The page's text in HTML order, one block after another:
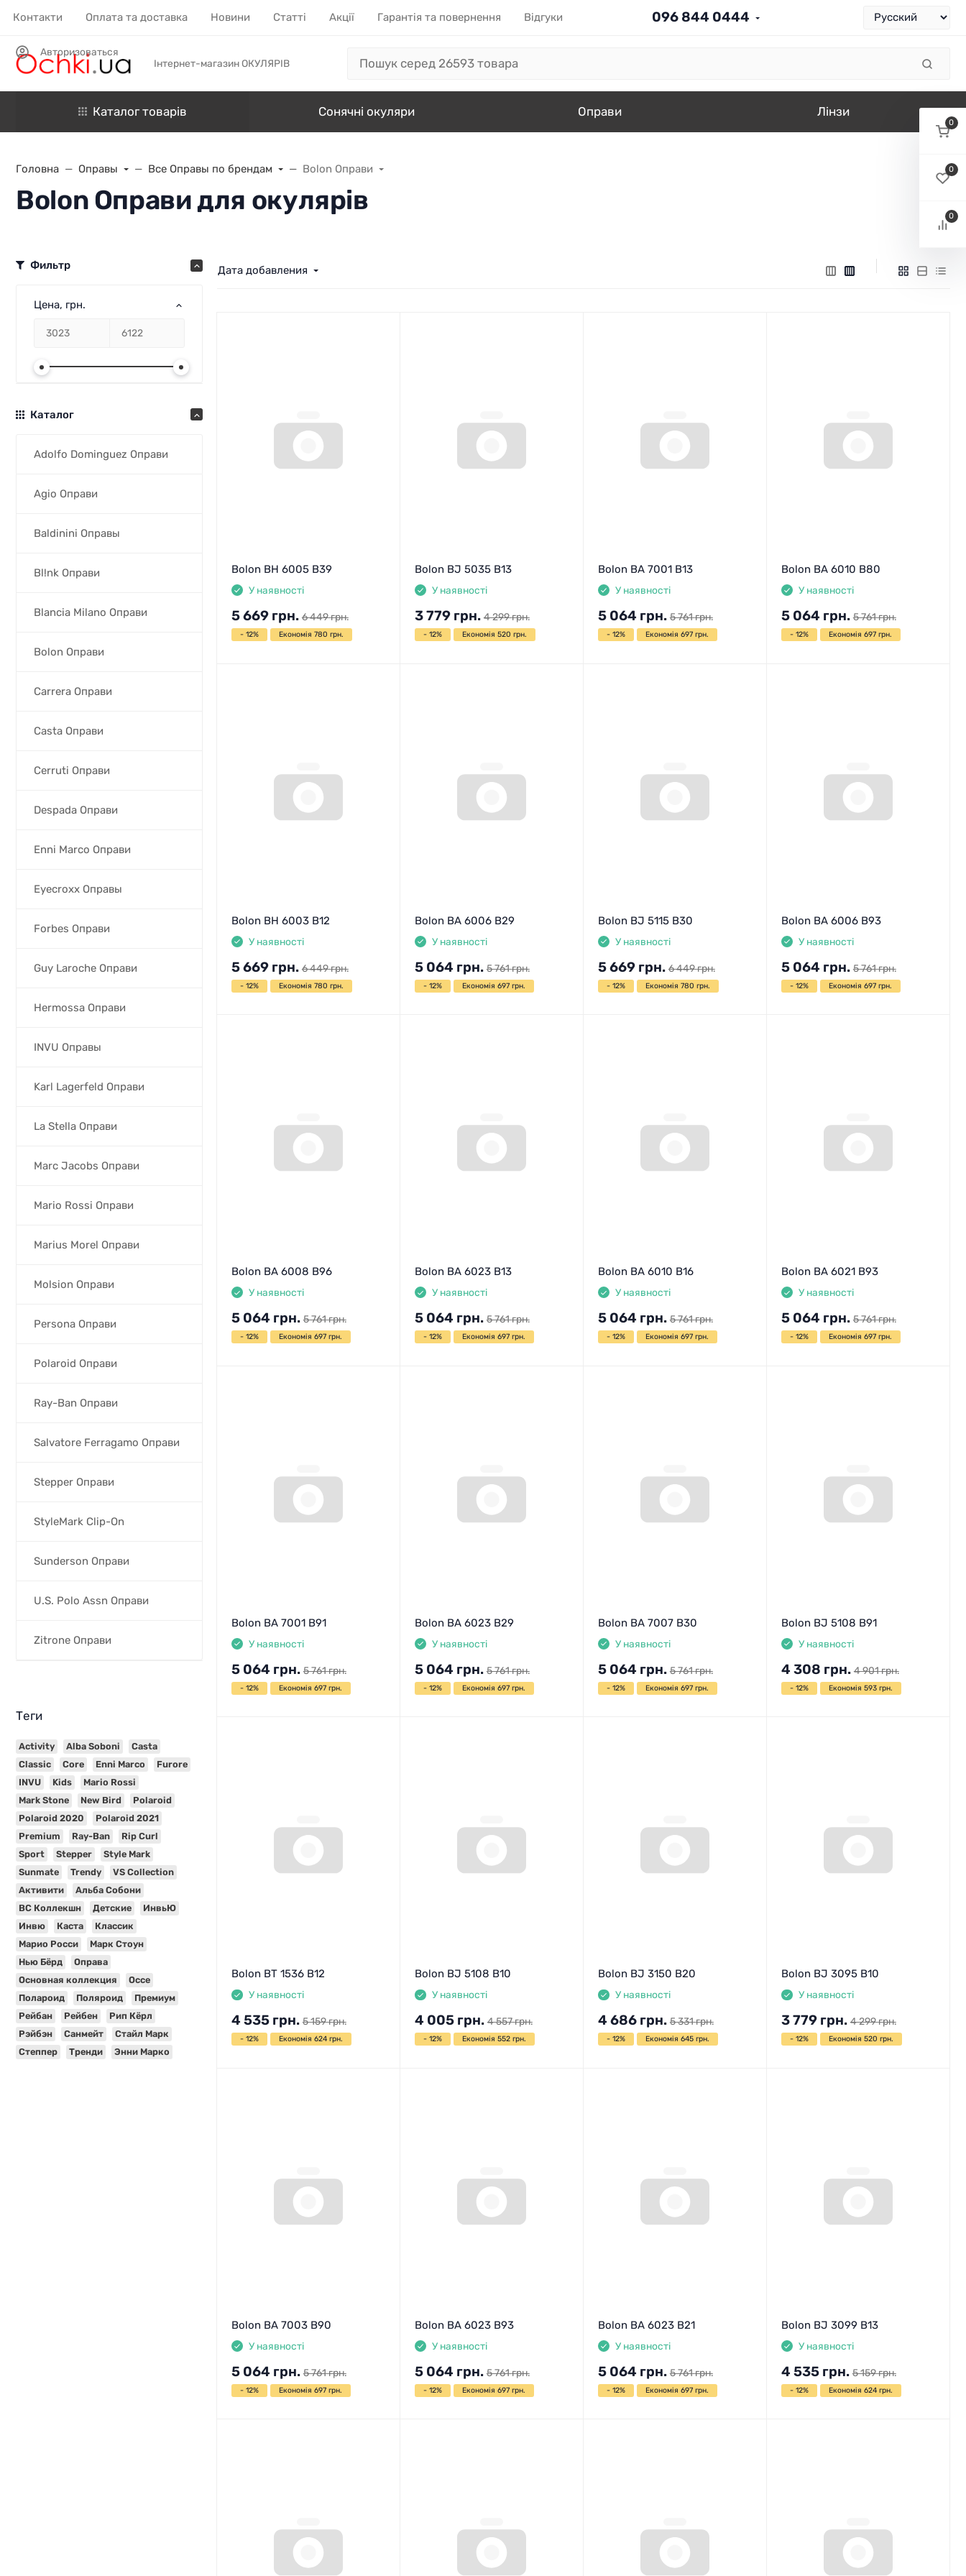
Контакти Оплата та доставка Новини Статті Акції Гарантія та повернення Відгуки 096 844 0444
Авторизоваться
Інтернет-магазин ОКУЛЯРІВ
Каталог товарів Сонячні окуляри Оправи Лінзи
Головна Оправы Все Оправы по брендам Bolon Оправи
Bolon Оправи для окулярів
Фильтр
Цена, грн.
Каталог
Adolfo Dominguez Оправи
Agio Оправи
Baldinini Оправы
Bl!nk Оправи
Blancia Milano Оправи
Bolon Оправи
Carrera Оправи
Casta Оправи
Cerruti Оправи
Despada Оправи
Enni Marco Оправи
Eyecroxx Оправы
Forbes Оправи
Guy Laroche Оправи
Hermossa Оправи
INVU Оправы
Karl Lagerfeld Оправи
La Stella Оправи
Marc Jacobs Оправи
Mario Rossi Оправи
Marius Morel Оправи
Molsion Оправи
Persona Оправи
Polaroid Оправи
Ray-Ban Оправи
Salvatore Ferragamo Оправи
Stepper Оправи
StyleMark Clip-On
Sunderson Оправи
U.S. Polo Assn Оправи
Zitrone Оправи
Теги
Activity Alba Soboni
Casta
Classic
Core Enni Marco
Furore
INVU
Kids
Mario Rossi
Mark Stone
New Bird
Polaroid
Polaroid 2020
Polaroid 2021
Premium
Ray-Ban
Rip Curl
Sport
Stepper
Style Mark
Sunmate
Trendy
VS Collection
Активити
Альба Собони
ВС Коллекшн
Детские
ИнвьЮ
Инвю
Каста
Классик
Марио Росси
Марк Стоун
Нью Бёрд
Оправа
Основная коллекция
Оссе
Полароид
Поляроид
Премиум
Рейбан
Рейбен
Рип Кёрл
Рэйбэн
Санмейт
Стайл Марк
Степпер
Тренди Энни Марко
Дата добавления
Bolon BH 6005 B39
У наявності
5 669 грн. 6 449грн.
- 12% Економія 780 грн.
Bolon BJ 5035 B13
У наявності
3 779 грн. 4 299грн.
- 12% Економія 520 грн.
Bolon BA 7001 B13
У наявності
5 064 грн. 5 761грн.
- 12% Економія 697 грн.
Bolon BA 6010 B80
У наявності
5 064 грн. 5 761грн.
- 12% Економія 697 грн.
Bolon BH 6003 B12
У наявності
5 669 грн. 6 449грн.
- 12% Економія 780 грн.
Bolon BA 6006 B29
У наявності
5 064 грн. 5 761грн.
- 12% Економія 697 грн.
Bolon BJ 5115 B30
У наявності
5 669 грн. 6 449грн.
- 12% Економія 780 грн.
Bolon BA 6006 B93
У наявності
5 064 грн. 5 761грн.
- 12% Економія 697 грн.
Bolon BA 6008 B96
У наявності
5 064 грн. 5 761грн.
- 12% Економія 697 грн.
Bolon BA 6023 B13
У наявності
5 064 грн. 5 761грн.
- 12% Економія 697 грн.
Bolon BA 6010 B16
У наявності
5 064 грн. 5 761грн.
- 12% Економія 697 грн.
Bolon BA 6021 B93
У наявності
5 064 грн. 5 761грн.
- 12% Економія 697 грн.
Bolon BA 7001 B91
У наявності
5 064 грн. 5 761грн.
- 12% Економія 697 грн.
Bolon BA 6023 B29
У наявності
5 064 грн. 5 761грн.
- 12% Економія 697 грн.
Bolon BA 7007 B30
У наявності
5 064 грн. 5 761грн.
- 12% Економія 697 грн.
Bolon BJ 5108 B91
У наявності
4 308 грн. 4 901грн.
- 12% Економія 593 грн.
Bolon BT 1536 B12
У наявності
4 535 грн. 5 159грн.
- 12% Економія 624 грн.
Bolon BJ 5108 B10
У наявності
4 005 грн. 4 557грн.
- 12% Економія 552 грн.
Bolon BJ 3150 B20
У наявності
4 686 грн. 5 331грн.
- 12% Економія 645 грн.
Bolon BJ 3095 B10
У наявності
3 779 грн. 4 299грн.
- 12% Економія 520 грн.
Bolon BA 7003 B90
У наявності
5 064 грн. 5 761грн.
- 12% Економія 697 грн.
Bolon BA 6023 B93
У наявності
5 064 грн. 5 761грн.
- 12% Економія 697 грн.
Bolon BA 6023 B21
У наявності
5 064 грн. 5 761грн.
- 12% Економія 697 грн.
Bolon BJ 3099 B13
У наявності
4 535 грн. 5 159грн.
- 12% Економія 624 грн.
0
0
0